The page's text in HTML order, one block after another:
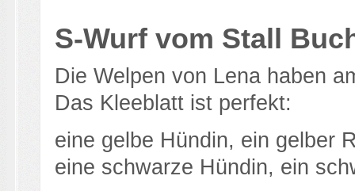
S-Wurf vom Stall
Die Welpen von Lena haben
Das Kleeblatt ist perfekt:
eine gelbe Hündin, ein gelber
eine schwarze Hündin, ein